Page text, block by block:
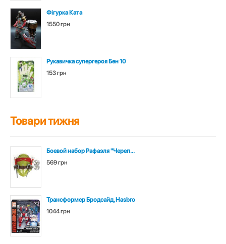
Фігурка Ката
1550 грн
Рукавичка супергероя Бен 10
153 грн
Товари тижня
Боевой набор Рафаэля "Череп...
569 грн
Трансформер Бродсайд, Hasbro
1044 грн